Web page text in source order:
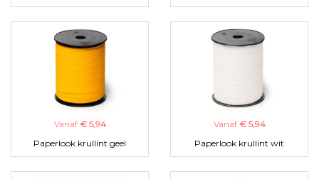
Vanaf € 5,94
Paperlook krullint geel
Vanaf € 5,94
Paperlook krullint wit